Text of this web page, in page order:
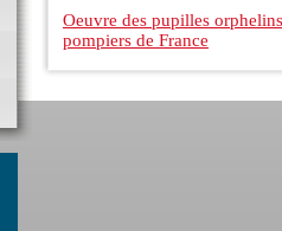
Oeuvre des pupilles
pompiers de France